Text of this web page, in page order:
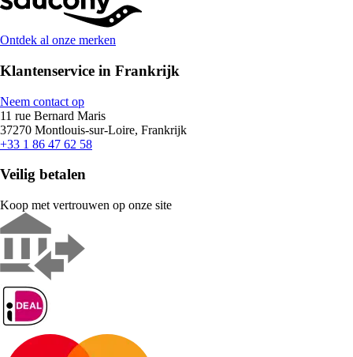
Ontdek al onze merken
Klantenservice in Frankrijk
Neem contact op
11 rue Bernard Maris
37270 Montlouis-sur-Loire, Frankrijk
+33 1 86 47 62 58
Veilig betalen
Koop met vertrouwen op onze site